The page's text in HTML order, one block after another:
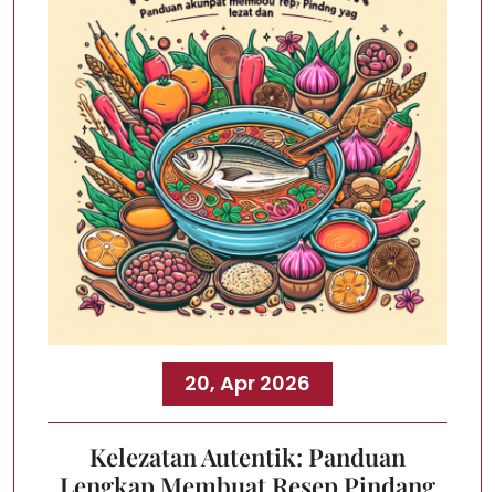
20, Apr 2026
Kelezatan Autentik: Panduan
Lengkap Membuat Resep Pindang